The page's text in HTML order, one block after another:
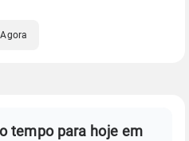
tempo para hoje em